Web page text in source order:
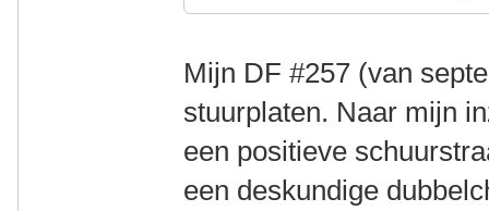
Mijn DF #257 (van
stuurplaten. Naar mijn
een positieve
een deskundige